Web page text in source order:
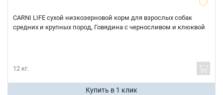
CARNI LIFE сухой низкозерновой корм для взрослых собак
средних и крупных пород, Говядина с черносливом и клюквой
12 кг.
Купить в 1 клик